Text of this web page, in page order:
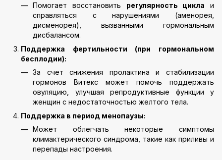
Помогает восстановить регулярность цикла и
справляться с нарушениями (аменорея,
дисменорея), вызванными гормональным
дисбалансом.
Поддержка фертильности (при гормональном
бесплодии):
За счет снижения пролактина и стабилизации
гормонов Витекс может помочь поддержать
овуляцию, улучшая репродуктивные функции у
женщин с недостаточностью желтого тела.
Поддержка в период менопаузы:
Может облегчать некоторые симптомы
климактерического синдрома, такие как приливы и
перепады настроения.